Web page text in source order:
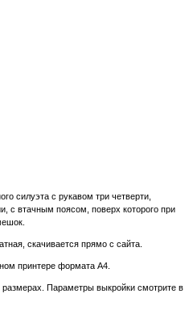
силуэта с рукавом три четверти,
с втачным поясом, поверх которого при
скачивается прямо с сайта.
принтере формата А4.
размерах. Параметры выкройки смотрите в